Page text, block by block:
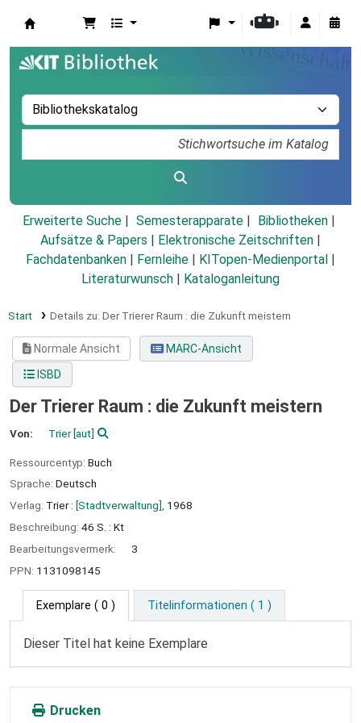
Erweiterte Suche Semesterapparate
Bibliotheken
Aufsätze & Papers
Elektronische Zeitschriften
Fachdatenbanken
Fernleihe KITopen-Medienportal
Literaturwunsch
Kataloganleitung
Start Details zu: Der Trierer Raum : die Zukunft meistern
Normale Ansicht
MARC-Ansicht
ISBD
Der Trierer Raum : die Zukunft meistern
Von: Trier[aut]
Ressourcentyp: Buch
Sprache: Deutsch
Verlag: Trier : [Stadtverwaltung], 1968
Beschreibung: 46 S. : Kt
Bearbeitungsvermerk:
3
PPN: 1131098145
Exemplare ( 0 ) Titelinformationen ( 1 )
Dieser Titel hat keine Exemplare
Drucken